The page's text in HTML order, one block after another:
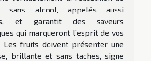
sans alcool, appelés aussi
et garantit des saveurs
qui marqueront l’esprit de vos
Les fruits doivent présenter une
brillante et sans taches, signe